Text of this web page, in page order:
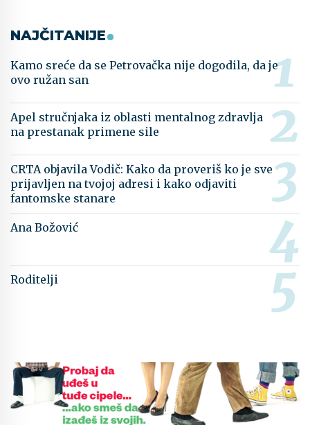
NAJČITANIJE
Kamo sreće da se Petrovačka nije dogodila, da je
ovo ružan san
Apel stručnjaka iz oblasti mentalnog zdravlja
na prestanak primene sile
CRTA objavila Vodič: Kako da proveriš ko je sve
prijavljen na tvojoj adresi i kako odjaviti
fantomske stanare
Ana Božović
Roditelji